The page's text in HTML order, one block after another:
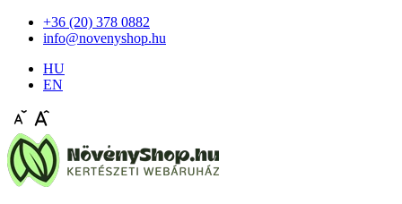
+36 (20) 378 0882
info@novenyshop.hu
HU
EN